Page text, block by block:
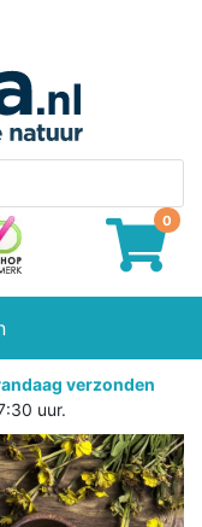
verzonden
uur.